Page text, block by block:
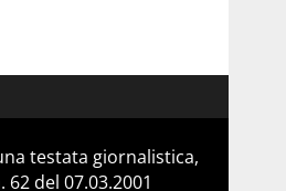
testata giornalistica,
del 07.03.2001